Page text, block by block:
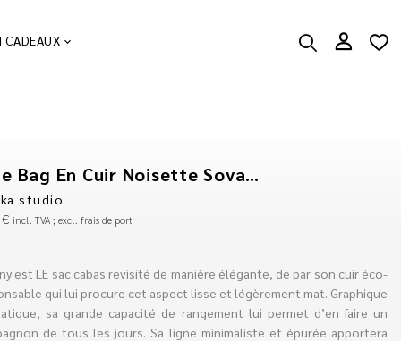
CADEAUX
Tote Bag En Cuir Noisette Sovany
studio
€ incl. TVA ; excl. frais de port
est LE sac cabas revisité de manière élégante, de par son cuir éco-
qui lui procure cet aspect lisse et légèrement mat. Graphique
sa grande capacité de rangement lui permet d’en faire un
de tous les jours. Sa ligne minimaliste et épurée apportera